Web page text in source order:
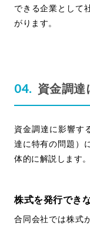
できる企業として
がります。
資金調達
資金調達に影響す
達に特有の問題）
体的に解説します。
株式を発行でき
合同会社では株式